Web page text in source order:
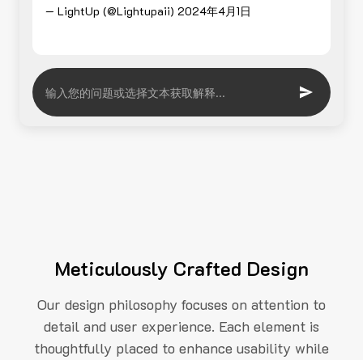
— LightUp (@Lightupaii) 2024年4月1日
Meticulously Crafted Design
Our design philosophy focuses on attention to
detail and user experience. Each element is
thoughtfully placed to enhance usability while